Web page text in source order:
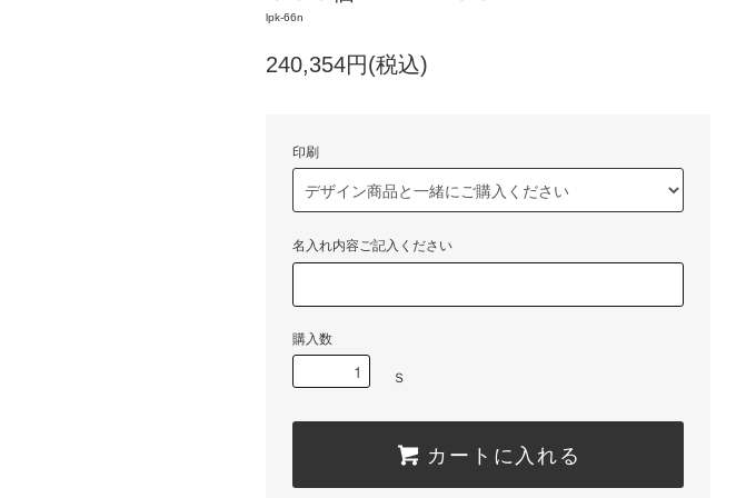
lpk-66n
240,354円(税込)
印刷
名入れ内容ご記入ください
購入数
Ｓ
カートに入れる